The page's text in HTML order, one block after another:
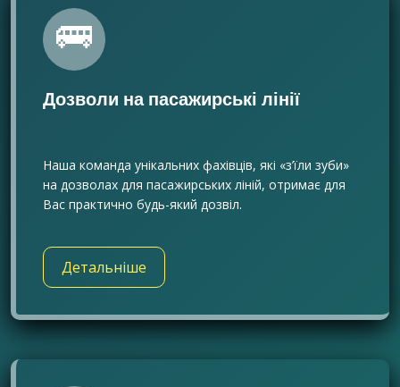
🚌
Дозволи на пасажирські лінії
Наша команда унікальних фахівців, які «з’їли зуби»
на дозволах для пасажирських ліній, отримає для
Вас практично будь-який дозвіл.
Детальніше